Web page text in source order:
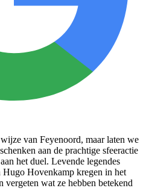
van Feyenoord, maar laten we
aan de prachtige sfeeractie
het duel. Levende legendes
Hovenkamp kregen in het
vergeten wat ze hebben betekend